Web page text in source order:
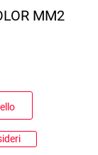
MM2